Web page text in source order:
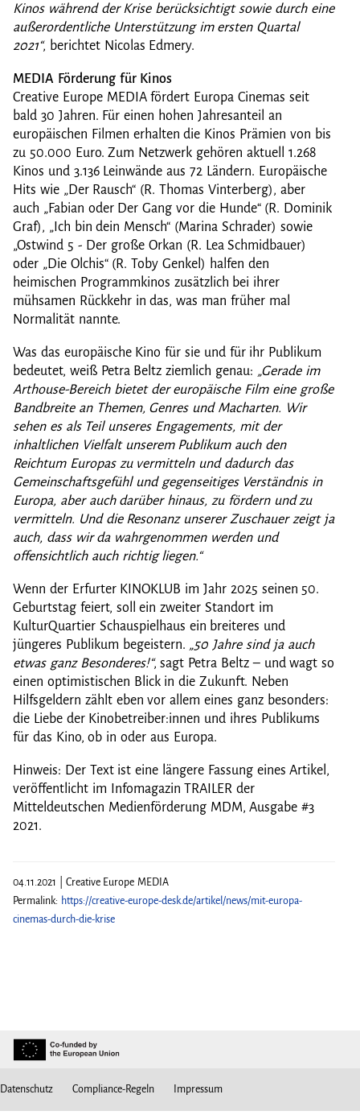
Kinos während der Krise berücksichtigt sowie durch eine
außerordentliche Unterstützung im ersten Quartal
2021“, berichtet Nicolas Edmery.
MEDIA Förderung für Kinos
Creative Europe MEDIA fördert Europa Cinemas seit
bald 30 Jahren. Für einen hohen Jahresanteil an
europäischen Filmen erhalten die Kinos Prämien von bis
zu 50.000 Euro. Zum Netzwerk gehören aktuell 1.268
Kinos und 3.136 Leinwände aus 72 Ländern. Europäische
Hits wie „Der Rausch“ (R. Thomas Vinterberg), aber
auch „Fabian oder Der Gang vor die Hunde“ (R. Dominik
Graf), „Ich bin dein Mensch“ (Marina Schrader) sowie
„Ostwind 5 - Der große Orkan (R. Lea Schmidbauer)
oder „Die Olchis“ (R. Toby Genkel) halfen den
heimischen Programmkinos zusätzlich bei ihrer
mühsamen Rückkehr in das, was man früher mal
Normalität nannte.
Was das europäische Kino für sie und für ihr Publikum
bedeutet, weiß Petra Beltz ziemlich genau: „Gerade im
Arthouse-Bereich bietet der europäische Film eine große
Bandbreite an Themen, Genres und Macharten. Wir
sehen es als Teil unseres Engagements, mit der
inhaltlichen Vielfalt unserem Publikum auch den
Reichtum Europas zu vermitteln und dadurch das
Gemeinschaftsgefühl und gegenseitiges Verständnis in
Europa, aber auch darüber hinaus, zu fördern und zu
vermitteln. Und die Resonanz unserer Zuschauer zeigt ja
auch, dass wir da wahrgenommen werden und
offensichtlich auch richtig liegen.“
Wenn der Erfurter KINOKLUB im Jahr 2025 seinen 50.
Geburtstag feiert, soll ein zweiter Standort im
KulturQuartier Schauspielhaus ein breiteres und
jüngeres Publikum begeistern. „50 Jahre sind ja auch
etwas ganz Besonderes!“, sagt Petra Beltz – und wagt so
einen optimistischen Blick in die Zukunft. Neben
Hilfsgeldern zählt eben vor allem eines ganz besonders:
die Liebe der Kinobetreiber:innen und ihres Publikums
für das Kino, ob in oder aus Europa.
Hinweis: Der Text ist eine längere Fassung eines Artikel,
veröffentlicht im Infomagazin TRAILER der
Mitteldeutschen Medienförderung MDM, Ausgabe #3
2021.
04.11.2021 | Creative Europe MEDIA
Permalink: https://creative-europe-desk.de/artikel/news/mit-europa-
cinemas-durch-die-krise
Datenschutz Compliance-Regeln Impressum